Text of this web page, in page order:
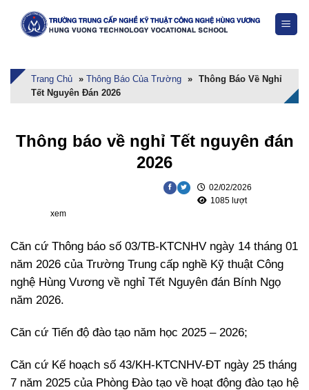
Trang Chủ » Thông Báo Của Trường » Thông Báo Về Nghỉ
Tết Nguyên Đán 2026
Thông báo về nghỉ Tết nguyên đán
2026
02/02/2026
1085 lượt
xem
Căn cứ Thông báo số 03/TB-KTCNHV ngày 14 tháng 01
năm 2026 của Trường Trung cấp nghề Kỹ thuật Công
nghệ Hùng Vương về nghỉ Tết Nguyên đán Bính Ngọ
năm 2026.
Căn cứ Tiến độ đào tạo năm học 2025 – 2026;
Căn cứ Kế hoạch số 43/KH-KTCNHV-ĐT ngày 25 tháng
7 năm 2025 của Phòng Đào tạo về hoạt động đào tạo hệ